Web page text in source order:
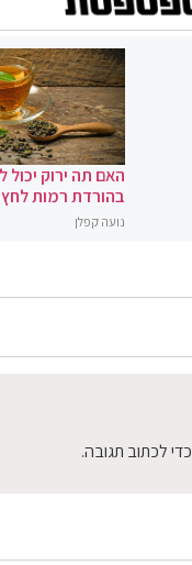
האם תה ירוק יכול
בהורדת רמות
נועה קפלן
כדי לכתוב תגובה.